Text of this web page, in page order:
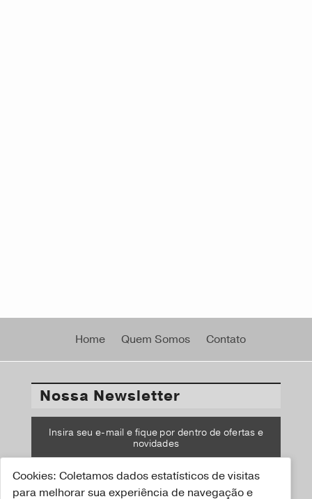
Home Quem Somos Contato
Nossa Newsletter
Insira seu e-mail e fique por dentro de ofertas e
novidades
CADASTRAR
Cookies: Coletamos dados estatísticos de visitas
para melhorar sua experiência de navegação e